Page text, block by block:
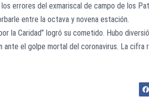
errores del exmariscal de campo de los
entre la octava y novena estación.
la Caridad” logró su cometido. Hubo
ante el golpe mortal del coronavirus. La cifra